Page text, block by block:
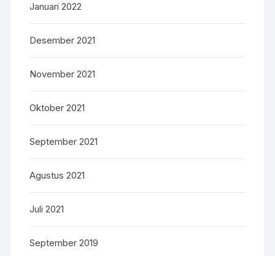
Januari 2022
Desember 2021
November 2021
Oktober 2021
September 2021
Agustus 2021
Juli 2021
September 2019